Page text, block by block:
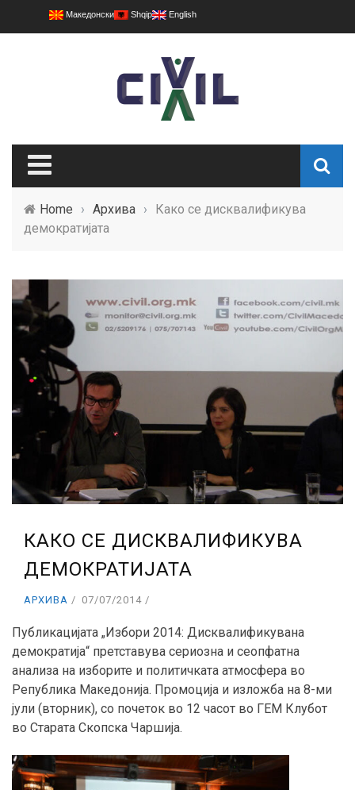
Македонски Shqip English
Home › Архива ›
Како се дисквалификува
демократијата
КАКО СЕ ДИСКВАЛИФИКУВА
ДЕМОКРАТИЈАТА
АРХИВА 07/07/2014
Публикацијата „Избори 2014: Дисквалификувана
демократија“ претставува сериозна и сеопфатна
анализа на изборите и политичката атмосфера во
Република Македонија. Промоција и изложба на 8-ми
јули (вторник), со почеток во 12 часот во ГЕМ Клубот
во Старата Скопска Чаршија.